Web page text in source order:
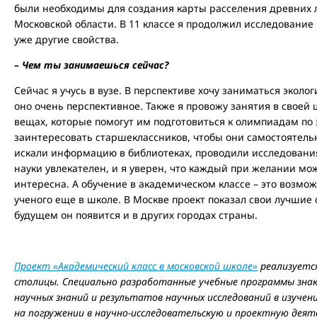
были необходимы для создания карты расселения
Московской области. В 11 классе я продолжил
уже другие свойства.
– Чем ты занимаешься сейчас?
Сейчас я учусь в вузе. В перспективе хочу заниматься
оно очень перспективное. Также я провожу занятия в
вещах, которые помогут им подготовиться к олимпиадам по
заинтересовать старшеклассников, чтобы они
искали информацию в библиотеках, проводили
науки увлекателен, и я уверен, что каждый при желании
интересна. А обучение в академическом классе – это
ученого еще в школе. В Москве проект показал свои
будущем он появится и в других городах страны.
Проект «Академический класс в московской школе»
столицы. Специально разработанные учебные программы
научных знаний и результатов научных исследований в
на погружении в научно-исследовательскую и проектную